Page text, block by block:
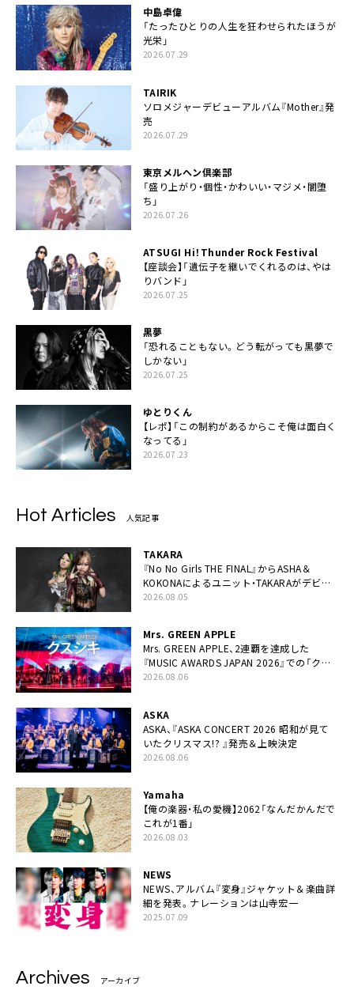
中島卓偉
「たったひとりの人生を狂わせられたほうが
光栄」
2026.07.29
TAIRIK
ソロメジャーデビューアルバム『Mother』発
売
2026.07.29
東京メルヘン倶楽部
「盛り上がり・個性・かわいい・マジメ・闇堕
ち」
2026.07.26
ATSUGI Hi！Thunder Rock Festival
【座談会】「遺伝子を継いでくれるのは、やは
りバンド」
2026.07.25
黒夢
「恐れることもない。どう転がっても黒夢で
しかない」
2026.07.25
ゆとりくん
【レポ】「この制約があるからこそ俺は面白く
なってる」
2026.07.23
Hot Articles 人気記事
TAKARA
『No No Girls THE FINAL』からASHA＆
KOKONAによるユニット・TAKARAがデビュ
ー
2026.08.05
Mrs. GREEN APPLE
Mrs. GREEN APPLE、2連覇を達成した
『MUSIC AWARDS JAPAN 2026』での「クス
シキ」ライブパフォーマンスをYouTube公開
2026.08.06
ASKA
ASKA、『ASKA CONCERT 2026 昭和が見て
いたクリスマス!? 』発売＆上映決定
2026.08.06
Yamaha
【俺の楽器・私の愛機】2062「なんだかんだで
これが1番」
2026.08.03
NEWS
NEWS、アルバム『変身』ジャケット＆楽曲詳
細を発表。ナレーションは⼭寺宏⼀
2025.07.09
Archives アーカイブ